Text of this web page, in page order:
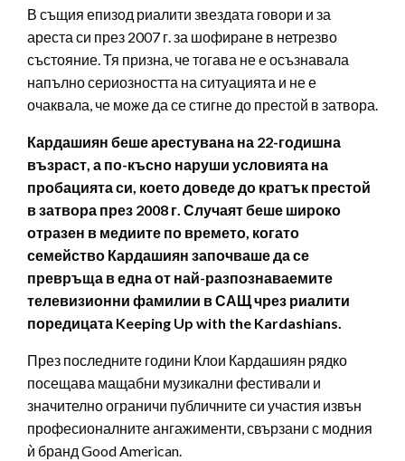
В същия епизод риалити звездата говори и за
ареста си през 2007 г. за шофиране в нетрезво
състояние. Тя призна, че тогава не е осъзнавала
напълно сериозността на ситуацията и не е
очаквала, че може да се стигне до престой в затвора.
Кардашиян беше арестувана на 22-годишна
възраст, а по-късно наруши условията на
пробацията си, което доведе до кратък престой
в затвора през 2008 г. Случаят беше широко
отразен в медиите по времето, когато
семейство Кардашиян започваше да се
превръща в една от най-разпознаваемите
телевизионни фамилии в САЩ чрез риалити
поредицата Keeping Up with the Kardashians.
През последните години Клои Кардашиян рядко
посещава мащабни музикални фестивали и
значително ограничи публичните си участия извън
професионалните ангажименти, свързани с модния
ѝ бранд Good American.